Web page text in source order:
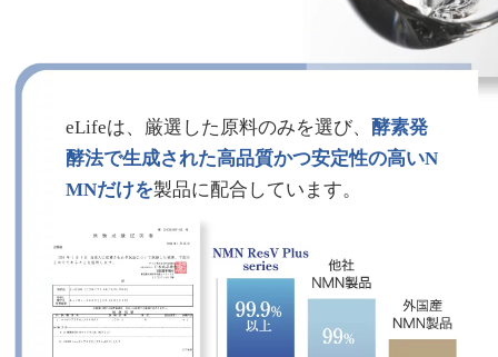
eLifeは、厳選した原料のみを選び、 酵素発
酵法で生成された高品質かつ安定性の高いN
MNだけを製品に配合しています。